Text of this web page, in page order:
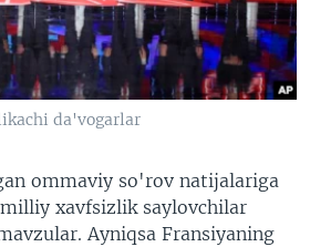
da'vogarlar
ommaviy so'rov natijalariga
xavfsizlik saylovchilar
Ayniqsa Fransiyaning